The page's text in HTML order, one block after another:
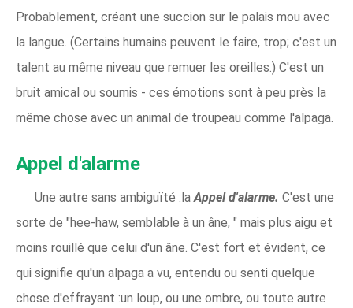
Probablement, créant une succion sur le palais mou avec
la langue. (Certains humains peuvent le faire, trop; c'est un
talent au même niveau que remuer les oreilles.) C'est un
bruit amical ou soumis - ces émotions sont à peu près la
même chose avec un animal de troupeau comme l'alpaga.
Appel d'alarme
Une autre sans ambiguïté :laAppel d'alarme. C'est une
sorte de "hee-haw, semblable à un âne, " mais plus aigu et
moins rouillé que celui d'un âne. C'est fort et évident, ce
qui signifie qu'un alpaga a vu, entendu ou senti quelque
chose d'effrayant :un loup, ou une ombre, ou toute autre